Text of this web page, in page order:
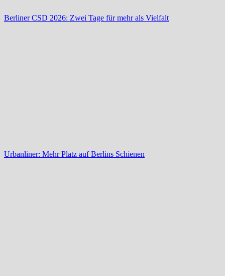
Berliner CSD 2026: Zwei Tage für mehr als Vielfalt
Urbanliner: Mehr Platz auf Berlins Schienen